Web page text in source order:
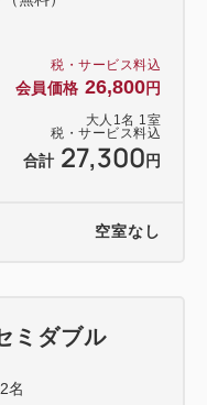
税・サービス料込
会員価格 26,800円
大人 1 名 1 室
税・サービス料込
合計 27,300 円
空室なし
ミダブル
名